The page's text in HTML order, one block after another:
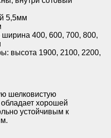
5,5мм
400, 600, 700, 800,
высота 1900, 2100, 2200,
шелковистую
хорошей
устойчивым к